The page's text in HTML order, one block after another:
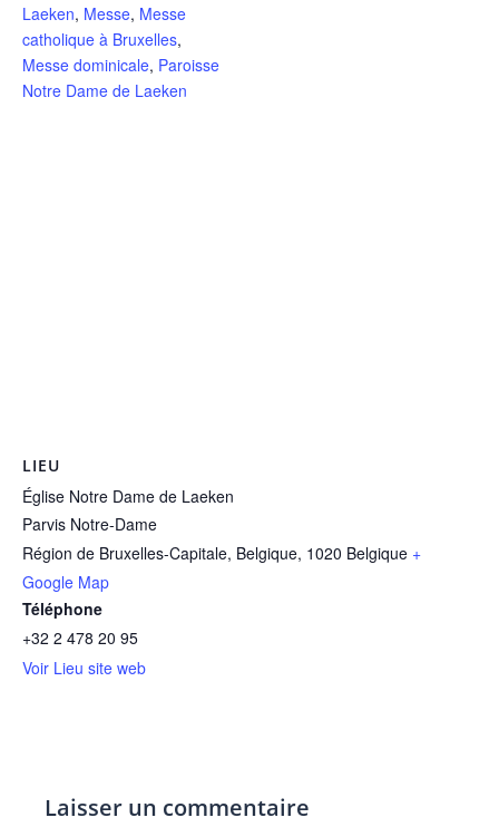
Laeken, Messe, Messe
catholique à Bruxelles,
Messe dominicale, Paroisse
Notre Dame de Laeken
LIEU
Église Notre Dame de Laeken
Parvis Notre-Dame
Région de Bruxelles-Capitale, Belgique, 1020 Belgique +
Google Map
Téléphone
+32 2 478 20 95
Voir Lieu site web
Laisser un commentaire